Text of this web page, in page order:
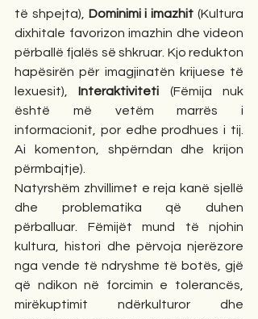
të shpejta), Dominimi i imazhit (Kultura
dixhitale favorizon imazhin dhe videon
përballë fjalës së shkruar. Kjo redukton
hapësirën për imagjinatën krijuese të
lexuesit), Interaktiviteti (Fëmija nuk
është më vetëm marrës i
informacionit, por edhe prodhues i tij.
Ai komenton, shpërndan dhe krijon
përmbajtje).
Natyrshëm zhvillimet e reja kanë sjellë
dhe problematika që duhen
përballuar. Fëmijët mund të njohin
kultura, histori dhe përvoja njerëzore
nga vende të ndryshme të botës, gjë
që ndikon në forcimin e tolerancës,
mirëkuptimit ndërkulturor dhe